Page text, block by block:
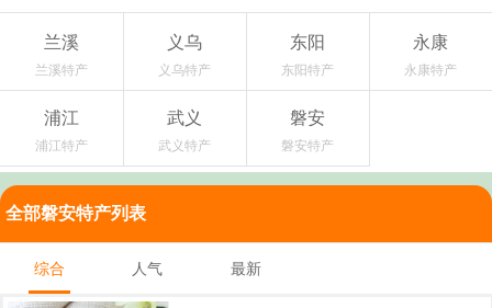
兰溪
兰溪特产
义乌
义乌特产
东阳
东阳特产
永康
永康特产
浦江
浦江特产
武义
武义特产
磐安
磐安特产
全部磐安特产列表
综合 人气 最新